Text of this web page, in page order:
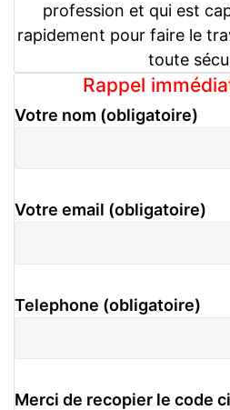
profession et qui est
rapidement pour faire le
toute
Rappel
Votre nom (obligatoire)
Votre email (obligatoire)
Telephone (obligatoire)
Merci de recopier le code